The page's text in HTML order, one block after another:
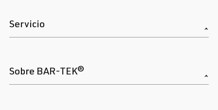
Servicio
Sobre BAR-TEK®